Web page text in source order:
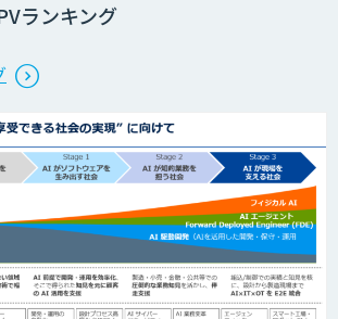
Neural Network Console
自然言語処理
DHK CANVAS
ランキング